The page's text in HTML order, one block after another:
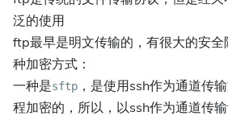
泛的使用
ftp最早是明文传输的，有很大的安
种加密方式：
一种是sftp ，是使用ssh作为通道传
程加密的，所以，以ssh作为通道传